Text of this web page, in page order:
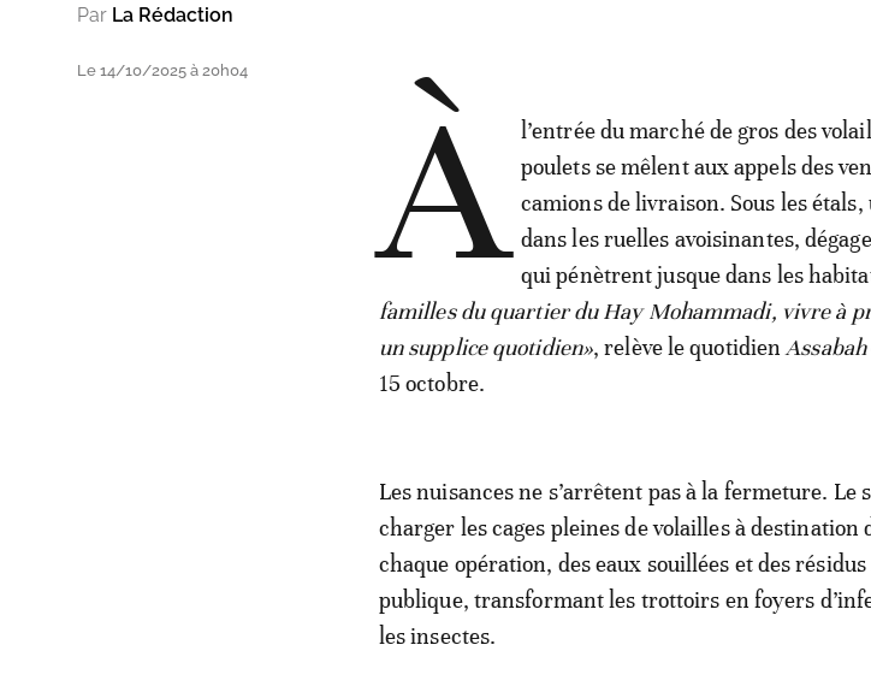
Par La Rédaction
Le 14/10/2025 à 20h04 À l’entrée du marché de gros des
poulets se mêlent aux appels des
camions de livraison. Sous les
dans les ruelles avoisinantes,
qui pénètrent jusque dans les
familles du quartier du Hay Mohammadi, vivre à
un supplice quotidien», relève le quotidien Assabah
15 octobre.
Les nuisances ne s’arrêtent pas à la fermeture. Le
charger les cages pleines de volailles à destination
chaque opération, des eaux souillées et des résidus
publique, transformant les trottoirs en foyers
les insectes.